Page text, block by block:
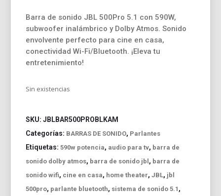
Barra de sonido JBL 500Pro 5.1 con 590W,
subwoofer inalámbrico y Dolby Atmos. Sonido
envolvente perfecto para cine en casa,
conectividad Wi-Fi/Bluetooth. ¡Eleva tu
entretenimiento!
Sin existencias
SKU:JBLBAR500PROBLKAM
Categorías: BARRAS DE SONIDO, Parlantes
Etiquetas:590w potencia, audio para tv, barra de
sonido dolby atmos, barra de sonido jbl , barra de
sonido wifi, cine en casa, home theater,JBL, jbl
500pro, parlante bluetooth, sistema de sonido 5.1 ,